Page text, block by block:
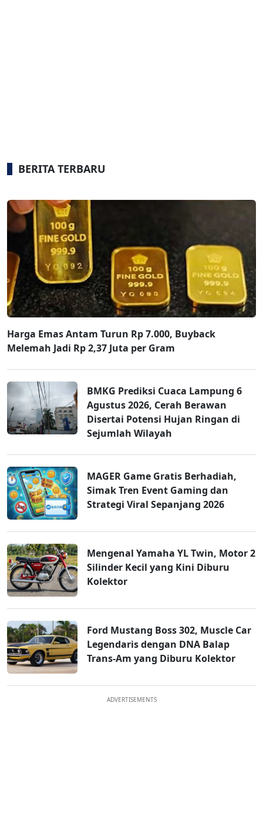
BERITA TERBARU
Harga Emas Antam Turun Rp 7.000, Buyback
Melemah Jadi Rp 2,37 Juta per Gram
BMKG Prediksi Cuaca Lampung 6
Agustus 2026, Cerah Berawan
Disertai Potensi Hujan Ringan di
Sejumlah Wilayah
MAGER Game Gratis Berhadiah,
Simak Tren Event Gaming dan
Strategi Viral Sepanjang 2026
Mengenal Yamaha YL Twin, Motor 2
Silinder Kecil yang Kini Diburu
Kolektor
Ford Mustang Boss 302, Muscle Car
Legendaris dengan DNA Balap
Trans-Am yang Diburu Kolektor
ADVERTISEMENTS